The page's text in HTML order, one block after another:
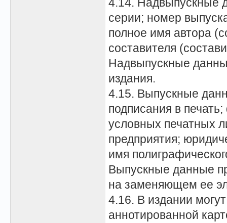
серии; номер
полное имя автора
составителя
Надвыпускные
издания.
4.15. Выпускные
подписания в
условных печатных
предприятия;
имя
Выпускные данные
на заменяющем ее
4.16. В издании
аннотированной